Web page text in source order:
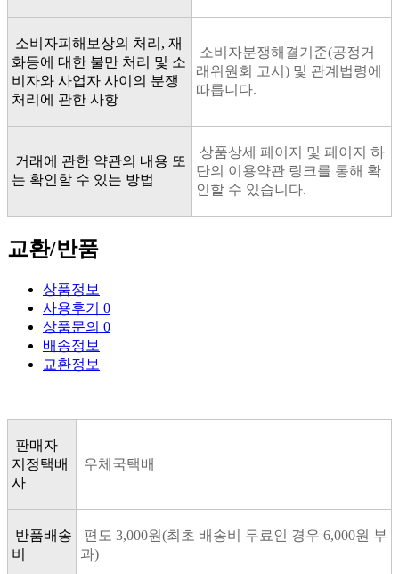
소비자피해보상의 처리, 재
화등에 대한 불만 처리 및 소
비자와 사업자 사이의 분쟁
처리에 관한 사항
소비자분쟁해결기준(공정거
래위원회 고시) 및 관계법령에
따릅니다.
거래에 관한 약관의 내용 또
는 확인할 수 있는 방법
상품상세 페이지 및 페이지 하
단의 이용약관 링크를 통해 확
인할 수 있습니다.
교환/반품
상품정보
사용후기 0
상품문의 0
배송정보
교환정보
판매자
지정택배
사
우체국택배
반품배송
비
편도 3,000원(최초 배송비 무료인 경우 6,000원 부
과)